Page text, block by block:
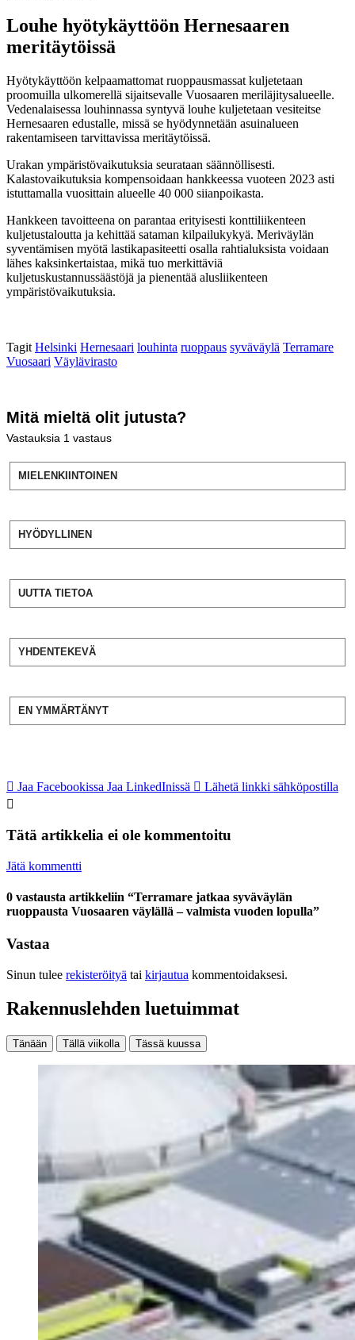
Louhe hyötykäyttöön Hernesaaren
meritäytöissä
Hyötykäyttöön kelpaamattomat ruoppausmassat kuljetetaan
proomuilla ulkomerellä sijaitsevalle Vuosaaren meriläjitysalueelle.
Vedenalaisessa louhinnassa syntyvä louhe kuljetetaan vesiteitse
Hernesaaren edustalle, missä se hyödynnetään asuinalueen
rakentamiseen tarvittavissa meritäytöissä.
Urakan ympäristövaikutuksia seurataan säännöllisesti.
Kalastovaikutuksia kompensoidaan hankkeessa vuoteen 2023 asti
istuttamalla vuosittain alueelle 40 000 siianpoikasta.
Hankkeen tavoitteena on parantaa erityisesti konttiliikenteen
kuljetustaloutta ja kehittää sataman kilpailukykyä. Meriväylän
syventämisen myötä lastikapasiteetti osalla rahtialuksista voidaan
lähes kaksinkertaistaa, mikä tuo merkittäviä
kuljetuskustannussäästöjä ja pienentää alusliikenteen
ympäristövaikutuksia.
Tagit Helsinki Hernesaari louhinta ruoppaus syväväylä Terramare
Vuosaari Väylävirasto
Mitä mieltä olit jutusta?
Vastauksia 1 vastaus
MIELENKIINTOINEN
HYÖDYLLINEN
UUTTA TIETOA
YHDENTEKEVÄ
EN YMMÄRTÄNYT
Jaa Facebookissa Jaa LinkedInissä Lähetä linkki sähköpostilla
Tätä artikkelia ei ole kommentoitu
Jätä kommentti
0 vastausta artikkeliin “Terramare jatkaa syväväylän
ruoppausta Vuosaaren väylällä – valmista vuoden lopulla”
Vastaa
Sinun tulee rekisteröityä tai kirjautua kommentoidaksesi.
Rakennuslehden luetuimmat
Tänään Tällä viikolla Tässä kuussa